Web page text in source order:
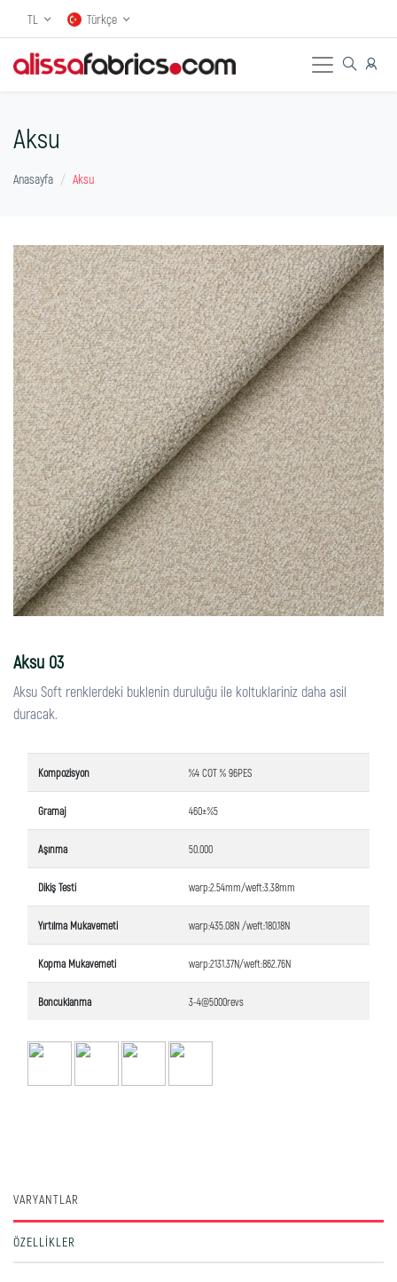
TL Türkçe
Aksu
Anasayfa Aksu
Aksu 03
Aksu Soft renklerdeki buklenin duruluğu ile koltuklariniz daha asil
duracak.
Kompozisyon %4 COT % 96PES
Gramaj 460±%5
Aşınma 50.000
Dikiş Testi warp:2.54mm/weft:3.38mm
Yırtılma Mukavemeti warp:435.08N /weft:180.18N
Kopma Mukavemeti warp:2131.37N/weft:862.76N
Boncuklanma 3-4@5000revs
VARYANTLAR
ÖZELLIKLER